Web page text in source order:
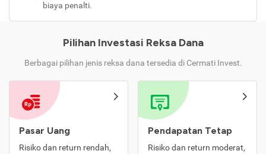
biaya penalti.
Pilihan Investasi Reksa Dana
Berbagai pilihan jenis reksa dana tersedia di Cermati Invest.
Pasar Uang
Risiko dan return rendah,
Pendapatan Tetap
Risiko dan return moderat,